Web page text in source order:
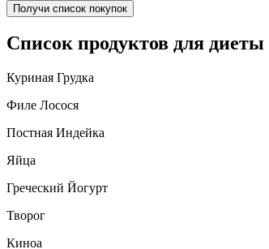
Получи список покупок
Список продуктов для диеты
Куриная Грудка
Филе Лосося
Постная Индейка
Яйца
Греческий Йогурт
Творог
Киноа